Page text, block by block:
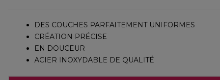
DES COUCHES PARFAITEMENT UNIFORMES
CRÉATION PRÉCISE
EN DOUCEUR
ACIER INOXYDABLE DE QUALITÉ